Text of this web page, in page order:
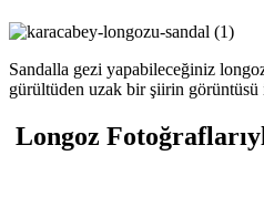
Sandalla gezi yapabileceğiniz
gürültüden uzak bir şiirin
Longoz